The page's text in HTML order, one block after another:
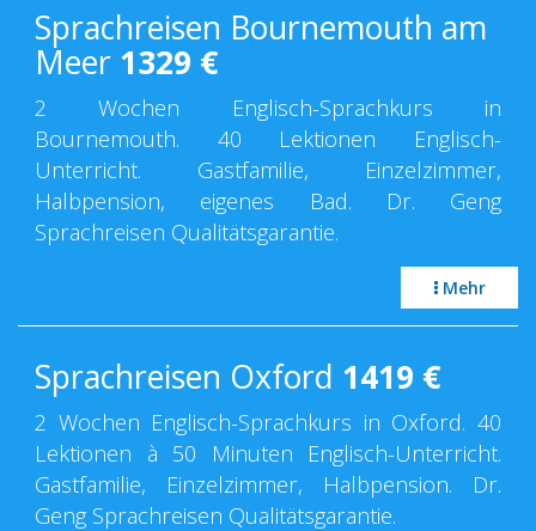
Sprachreisen Bournemouth am
Meer 1329 €
2 Wochen Englisch-Sprachkurs in
Bournemouth. 40 Lektionen Englisch-
Unterricht. Gastfamilie, Einzelzimmer,
Halbpension, eigenes Bad. Dr. Geng
Sprachreisen Qualitätsgarantie.
Mehr
Sprachreisen Oxford 1419 €
2 Wochen Englisch-Sprachkurs in Oxford. 40
Lektionen à 50 Minuten Englisch-Unterricht.
Gastfamilie, Einzelzimmer, Halbpension. Dr.
Geng Sprachreisen Qualitätsgarantie.